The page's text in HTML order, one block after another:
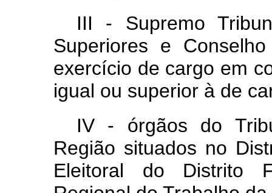
III - Supremo
Superiores e
exercício de cargo em
igual ou superior à de
IV - órgãos do
Região situados no
Eleitoral do Distrito